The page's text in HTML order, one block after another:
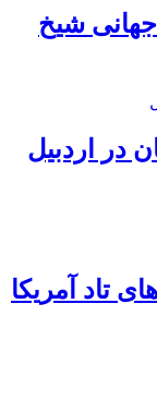
شیخ
در اردبیل
تاد آمریکا